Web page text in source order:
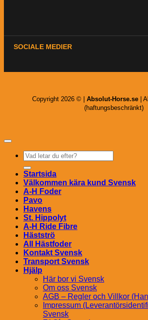
SOCIALE MEDIER
Copyright 2026 © | Absolut-Horse.se |
(haftungsbeschränkt)
Sök
efter:
Startsida
Välkommen kära kund Svensk
A-H Foder
Pavo
Havens
St. Hippolyt
A-H Ride Fibre
Hästströ
All Hästfoder
Kontakt Svensk
Transport Svensk
Hjälp
Här bor vi Svensk
Om oss Svensk
AGB – Regler och Villkor
Impressum
Svensk